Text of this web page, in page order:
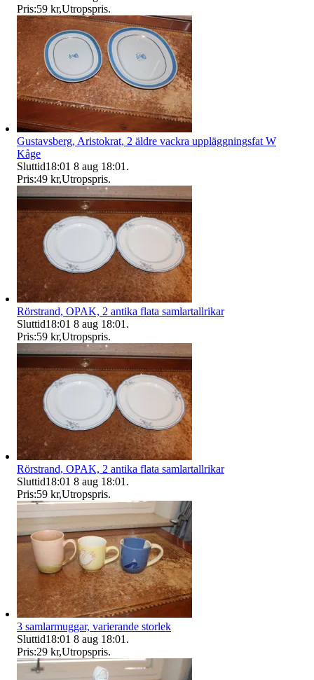
Pris:59 kr,Utropspris.
Gustavsberg, Aristokrat, 2 äldre vackra uppläggningsfat W
Kåge
Sluttid18:01 8 aug 18:01 .
Pris:49 kr,Utropspris.
Rörstrand, OPAK, 2 antika flata samlartallrikar
Sluttid18:01 8 aug 18:01 .
Pris:59 kr,Utropspris.
Rörstrand, OPAK, 2 antika flata samlartallrikar
Sluttid18:01 8 aug 18:01 .
Pris:59 kr,Utropspris.
3 samlarmuggar, varierande storlek
Sluttid18:01 8 aug 18:01 .
Pris:29 kr,Utropspris.